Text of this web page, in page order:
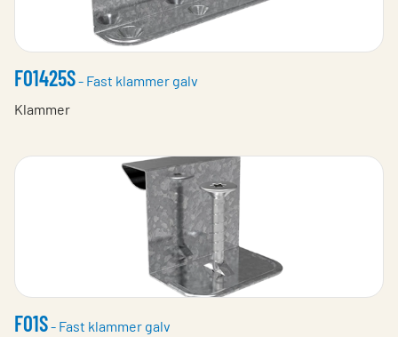
F01425S- Fast klammer galv
Klammer
F01S- Fast klammer galv